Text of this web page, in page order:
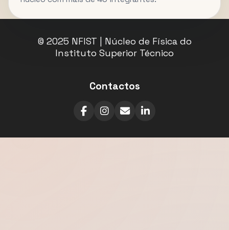
© 2025 NFIST | Núcleo de Física do
Instituto Superior Técnico
Contactos